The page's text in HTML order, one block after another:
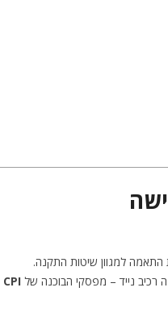
התאמה למגוון שיטות התקנה.
רכיב נייד – מפסקי הבוכנה של CPI